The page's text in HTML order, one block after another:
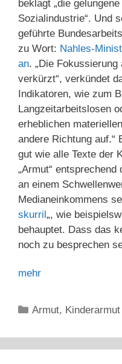
beklagt „die
Sozialindustrie“. Und
geführte
zu Wort: Nahles-
an. „Die
verkürzt“, verkündet
Indikatoren, wie zum
Langzeitarbeitslosen
erheblichen
andere Richtung auf.“
gut wie alle Texte der
„Armut“
an einem
Medianeinkommens
skurril„, wie
behauptet. Dass das
noch zu besprechen
mehr
Kategorien
Armut, Kinderarmut